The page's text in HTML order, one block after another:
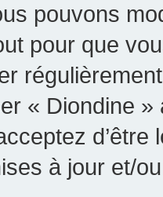
pouvons
pour que
« Diondine
à jour et/